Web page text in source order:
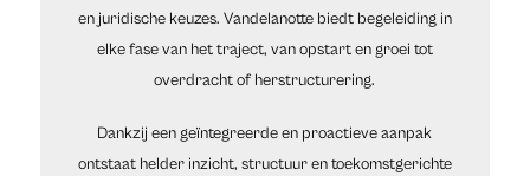
en juridische keuzes. Vandelanotte biedt begeleiding in
elke fase van het traject, van opstart en groei tot
overdracht of herstructurering.
Dankzij een geïntegreerde en proactieve aanpak
ontstaat helder inzicht, structuur en toekomstgerichte